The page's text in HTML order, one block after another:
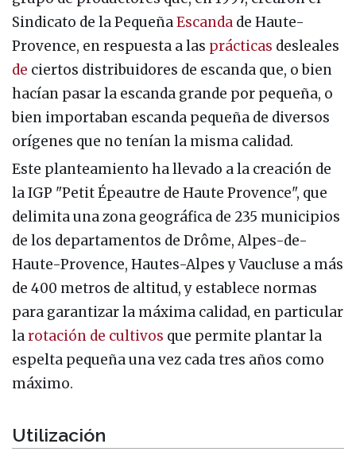
Sindicato de la PequeñaEscanda de Haute-
Provence, en respuesta a las prácticas desleales
de ciertos distribuidores de escanda que, o bien
hacían pasar la escanda grande por pequeña, o
bien importaban escanda pequeña de diversos
orígenes que no tenían la misma calidad.
Este planteamiento ha llevado a la creación de
la IGP "Petit Épeautre de Haute Provence", que
delimita una zona geográfica de 235 municipios
de los departamentos de Drôme, Alpes-de-
Haute-Provence, Hautes-Alpes y Vaucluse a más
de 400 metros de altitud, y establece normas
para garantizar la máxima calidad, en particular
larotación de cultivos que permite plantar la
espelta pequeña una vez cada tres años como
máximo.
Utilización